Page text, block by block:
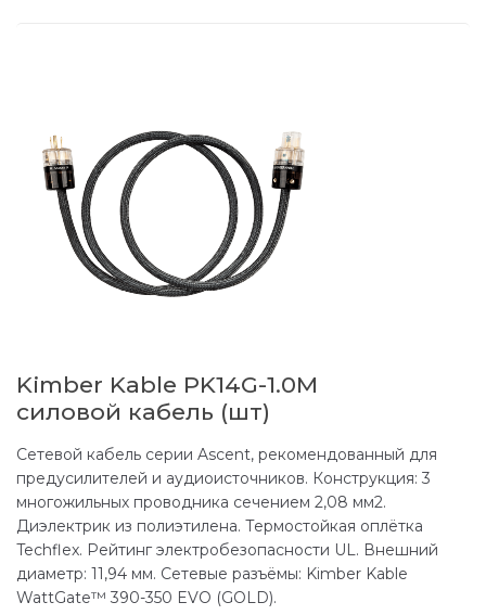
Kimber Kable PK14G-1.0M
силовой кабель (шт)
Сетевой кабель серии Ascent, рекомендованный для
предусилителей и аудиоисточников. Конструкция: 3
многожильных проводника сечением 2,08 мм2.
Диэлектрик из полиэтилена. Термостойкая оплётка
Techflex. Рейтинг электробезопасности UL. Внешний
диаметр: 11,94 мм. Сетевые разъёмы: Kimber Kable
WattGate™ 390-350 EVO (GOLD).